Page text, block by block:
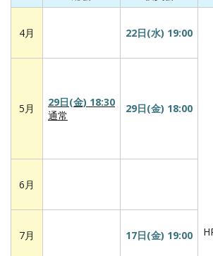
度
2016）
4月 22日(水) 19:00
5月
29日(金) 18:30
通常
29日(金) 18:00
6月
7月 17日(金) 19:00